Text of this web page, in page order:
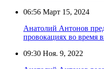
06:56 Март 15, 2024
Анатолий Антонов
провокациях во время
09:30 Ноя. 9, 2022